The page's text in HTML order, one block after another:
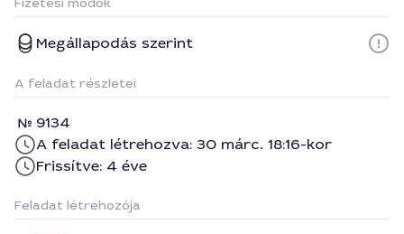
Megállapodás szerint
A feladat részletei
9134
A feladat létrehozva: 30 márc. 18:16-kor
Frissítve: 4 éve
Feladat létrehozója